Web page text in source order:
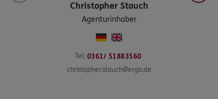
Christopher Stauch
Agenturinhaber
Tel: 0361/ 51883560
christopher.stauch@ergo.de